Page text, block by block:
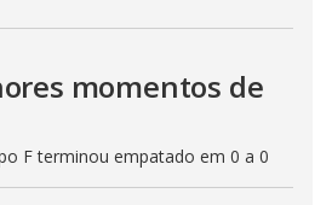
momentos de
F terminou empatado em 0 a 0